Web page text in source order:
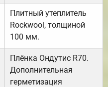
Плитный утеплитель
Rockwool, толщиной
100 мм.
Плёнка Ондутис R70.
Дополнительная
герметизация